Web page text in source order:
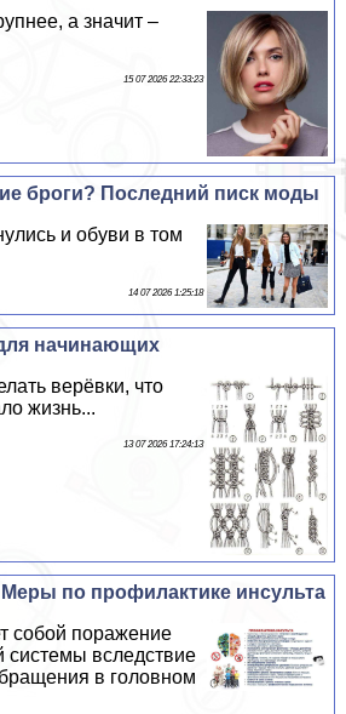
а значит –
15 07 2026 22:33:23
броги? Последний писк моды
и обуви в том
14 07 2026 1:25:18
начинающих
верёвки, что
жизнь...
13 07 2026 17:24:13
Меры по профилактике инсульта
собой поражение
системы вследствие
в головном